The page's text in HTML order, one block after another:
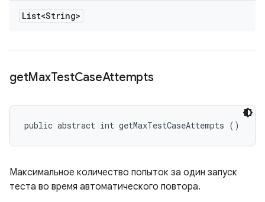
List<String>
getMaxTestCaseAttempts
public abstract int getMaxTestCaseAttempts ()
Максимальное количество попыток за один запуск
теста во время автоматического повтора.